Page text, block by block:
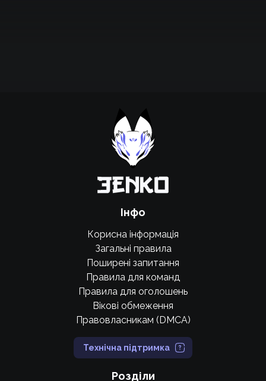
крутих нововведень
Підтримати проєкт
Інфо
Корисна інформація
Загальні правила
Поширені запитання
Правила для команд
Правила для оголошень
Вікові обмеження
Правовласникам (DMCA)
Технічна підтримка
Розділи